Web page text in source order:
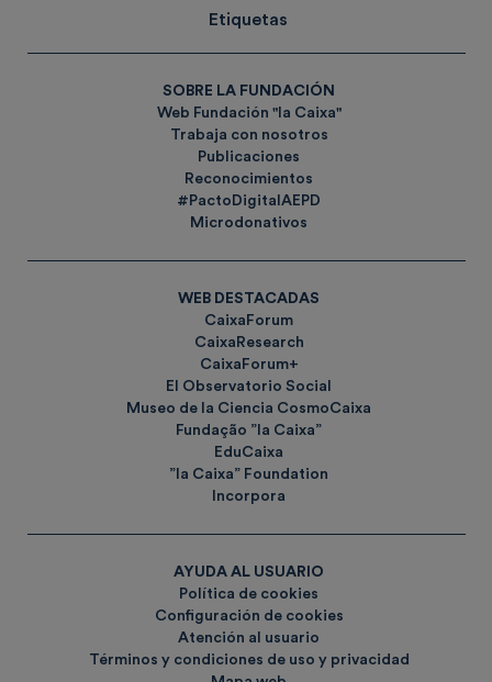
Etiquetas
SOBRE LA FUNDACIÓN
Web Fundación "la Caixa"
Trabaja con nosotros
Publicaciones
Reconocimientos
#PactoDigitalAEPD
Microdonativos
WEB DESTACADAS
CaixaForum
CaixaResearch
CaixaForum+
El Observatorio Social
Museo de la Ciencia CosmoCaixa
Fundação ”la Caixa”
EduCaixa
”la Caixa” Foundation
Incorpora
AYUDA AL USUARIO
Política de cookies
Configuración de cookies
Atención al usuario
Términos y condiciones de uso y privacidad